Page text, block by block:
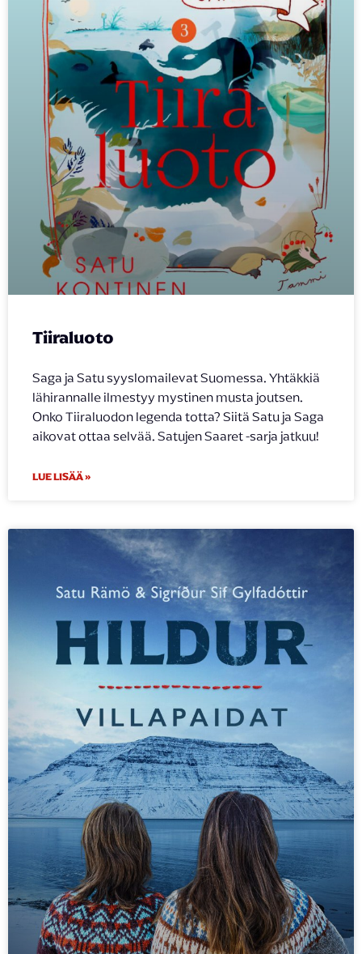
Tiiraluoto
Saga ja Satu syyslomailevat Suomessa. Yhtäkkiä
lähirannalle ilmestyy mystinen musta joutsen.
Onko Tiiraluodon legenda totta? Siitä Satu ja Saga
aikovat ottaa selvää. Satujen Saaret -sarja jatkuu!
LUE LISÄÄ »